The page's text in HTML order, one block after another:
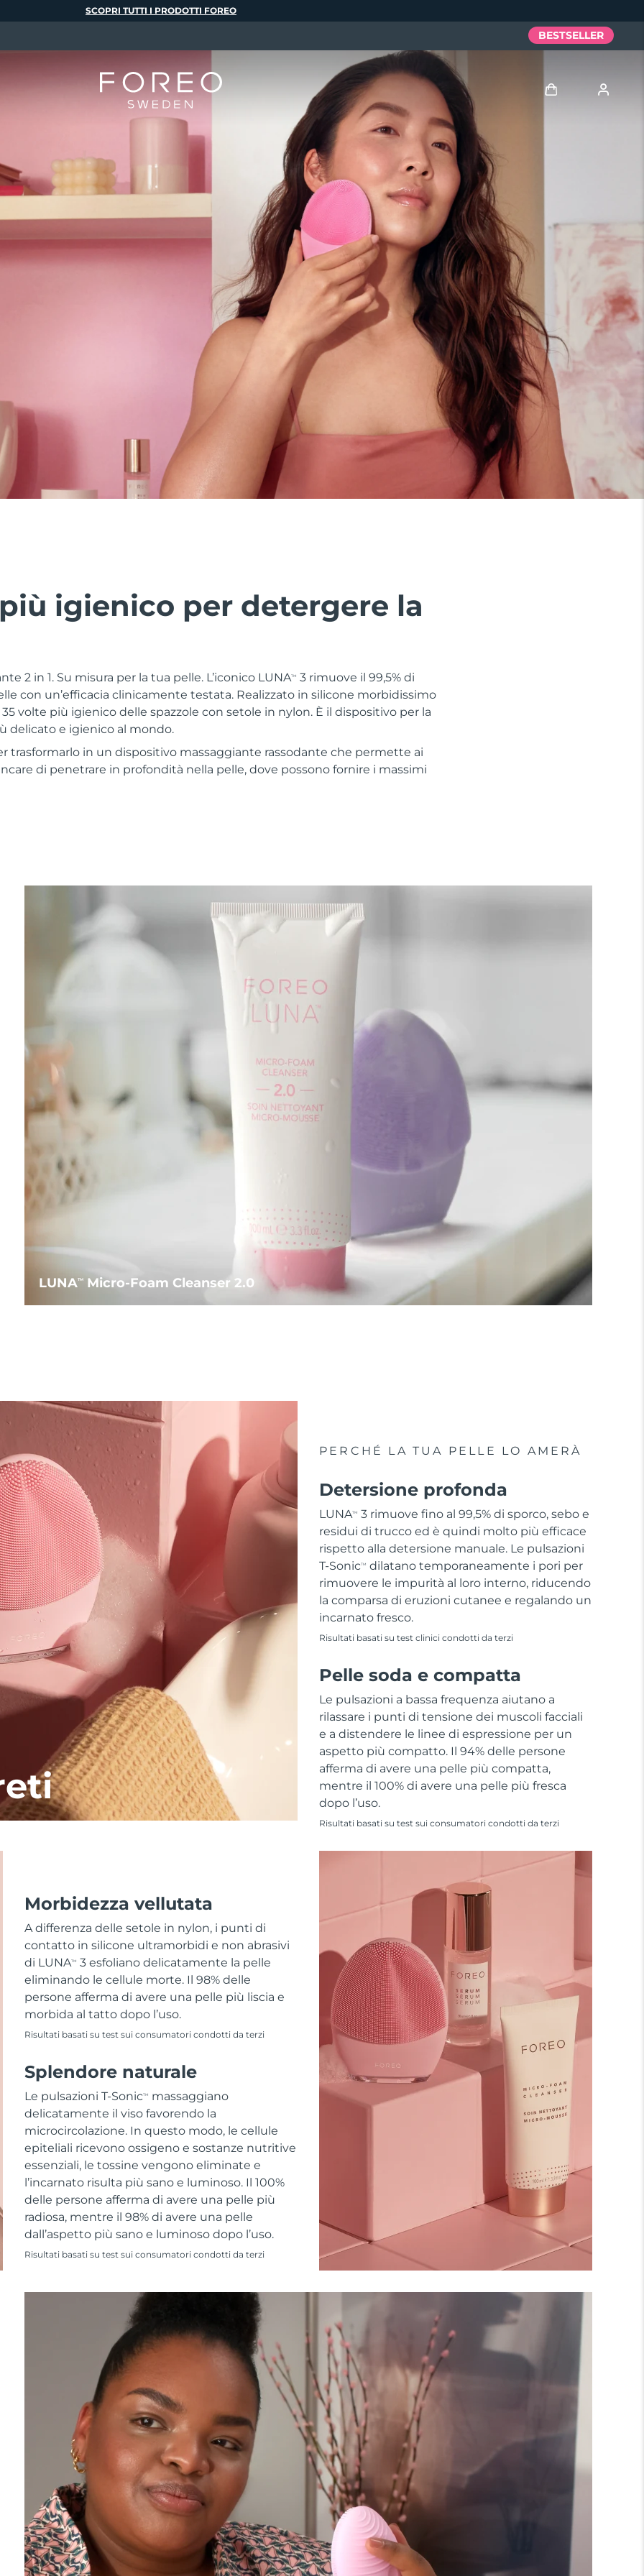
igienico per detergere la
2 in 1. Su misura per la tua pelle. L’iconico LUNATM
3 rimuove il 99,5% di
con un’efficacia clinicamente testata. Realizzato in silicone morbidissimo
volte più igienico delle spazzole con setole in nylon. È il dispositivo per la
delicato e igienico al mondo.
trasformarlo in un dispositivo massaggiante rassodante che permette ai
di penetrare in profondità nella pelle, dove possono fornire i massimi
LUNATMMicro-Foam Cleanser 2.0
PERCHÉ LA TUA PELLE LO AMERÀ
Detersione profonda
LUNATM
3 rimuove fino al 99,5% di sporco, sebo e
residui di trucco ed è quindi molto più efficace
rispetto alla detersione manuale. Le pulsazioni
T-SonicTM
dilatano temporaneamente i pori per
rimuovere le impurità al loro interno, riducendo
la comparsa di eruzioni cutanee e regalando un
incarnato fresco.
Risultati basati su test clinici condotti da terzi
Pelle soda e compatta
Le pulsazioni a bassa frequenza aiutano a
rilassare i punti di tensione dei muscoli facciali
e a distendere le linee di espressione per un
aspetto più compatto. Il 94% delle persone
afferma di avere una pelle più compatta,
mentre il 100% di avere una pelle più fresca
dopo l’uso.
Risultati basati su test sui consumatori condotti da terzi
Morbidezza vellutata
A differenza delle setole in nylon, i punti di
contatto in silicone ultramorbidi e non abrasivi
di LUNATM
3 esfoliano delicatamente la pelle
eliminando le cellule morte. Il 98% delle
persone afferma di avere una pelle più liscia e
morbida al tatto dopo l’uso.
Risultati basati su test sui consumatori condotti da terzi
Splendore naturale
Le pulsazioni T-SonicTM
massaggiano
delicatamente il viso favorendo la
microcircolazione. In questo modo, le cellule
epiteliali ricevono ossigeno e sostanze nutritive
essenziali, le tossine vengono eliminate e
l’incarnato risulta più sano e luminoso. Il 100%
delle persone afferma di avere una pelle più
radiosa, mentre il 98% di avere una pelle
dall’aspetto più sano e luminoso dopo l’uso.
Risultati basati su test sui consumatori condotti da terzi
SCOPRI TUTTI I PRODOTTI FOREO
BESTSELLER
I miei ordini
I miei indirizzi
I miei abbonamenti